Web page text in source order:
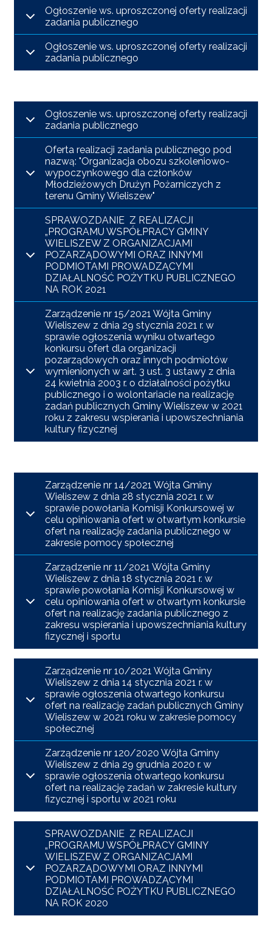
Ogłoszenie ws. uproszczonej oferty realizacji
zadania publicznego
Ogłoszenie ws. uproszczonej oferty realizacji
zadania publicznego
Ogłoszenie ws. uproszczonej oferty realizacji
zadania publicznego
Oferta realizacji zadania publicznego pod
nazwą: "Organizacja obozu szkoleniowo-
wypoczynkowego dla członków
Młodzieżowych Drużyn Pożarniczych z
terenu Gminy Wieliszew"
SPRAWOZDANIE Z REALIZACJI
„PROGRAMU WSPÓŁPRACY GMINY
WIELISZEW Z ORGANIZACJAMI
POZARZĄDOWYMI ORAZ INNYMI
PODMIOTAMI PROWADZĄCYMI
DZIAŁALNOŚĆ POŻYTKU PUBLICZNEGO
NA ROK 2021
Zarządzenie nr 15/2021 Wójta Gminy
Wieliszew z dnia 29 stycznia 2021 r. w
sprawie ogłoszenia wyniku otwartego
konkursu ofert dla organizacji
pozarządowych oraz innych podmiotów
wymienionych w art. 3 ust. 3 ustawy z dnia
24 kwietnia 2003 r. o działalności pożytku
publicznego i o wolontariacie na realizację
zadań publicznych Gminy Wieliszew w 2021
roku z zakresu wspierania i upowszechniania
kultury fizycznej
Zarządzenie nr 14/2021 Wójta Gminy
Wieliszew z dnia 28 stycznia 2021 r. w
sprawie powołania Komisji Konkursowej w
celu opiniowania ofert w otwartym konkursie
ofert na realizację zadania publicznego w
zakresie pomocy społecznej
Zarządzenie nr 11/2021 Wójta Gminy
Wieliszew z dnia 18 stycznia 2021 r. w
sprawie powołania Komisji Konkursowej w
celu opiniowania ofert w otwartym konkursie
ofert na realizację zadania publicznego z
zakresu wspierania i upowszechniania kultury
fizycznej i sportu
Zarządzenie nr 10/2021 Wójta Gminy
Wieliszew z dnia 14 stycznia 2021 r. w
sprawie ogłoszenia otwartego konkursu
ofert na realizację zadań publicznych Gminy
Wieliszew w 2021 roku w zakresie pomocy
społecznej
Zarządzenie nr 120/2020 Wójta Gminy
Wieliszew z dnia 29 grudnia 2020 r. w
sprawie ogłoszenia otwartego konkursu
ofert na realizację zadań w zakresie kultury
fizycznej i sportu w 2021 roku
SPRAWOZDANIE Z REALIZACJI
„PROGRAMU WSPÓŁPRACY GMINY
WIELISZEW Z ORGANIZACJAMI
POZARZĄDOWYMI ORAZ INNYMI
PODMIOTAMI PROWADZĄCYMI
DZIAŁALNOŚĆ POŻYTKU PUBLICZNEGO
NA ROK 2020